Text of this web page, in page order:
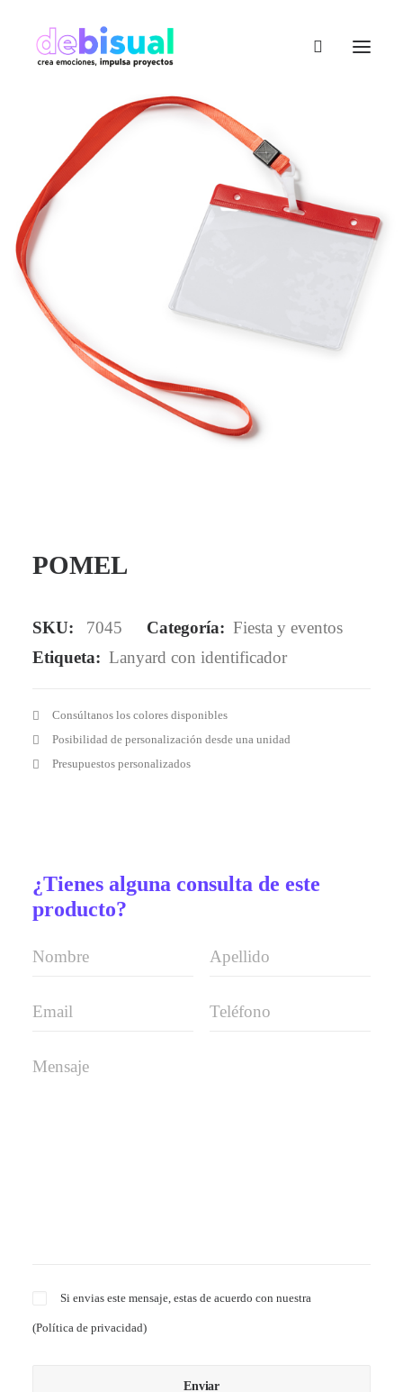
POMEL
SKU: 7045 Categoría: Fiesta y eventos
Etiqueta: Lanyard con identificador
Consúltanos los colores disponibles
Posibilidad de personalización desde una unidad
Presupuestos personalizados
¿Tienes alguna consulta de este
producto?
Si envias este mensaje, estas de acuerdo con nuestra
(Política de privacidad)